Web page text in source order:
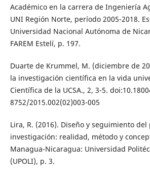
Académico en la carrera de Ingeniería
UNI Región Norte, período 2005-2018.
Universidad Nacional Autónoma de
FAREM Estelí, p. 197.
Duarte de Krummel, M. (diciembre de
la investigación científica en la vida
Científica de la UCSA., 2, 3-5.
8752/2015.002(02)003-005
Lira, R. (2016). Diseño y seguimiento del
investigación: realidad, método y
Managua-Nicaragua: Universidad
(UPOLI), p. 3.